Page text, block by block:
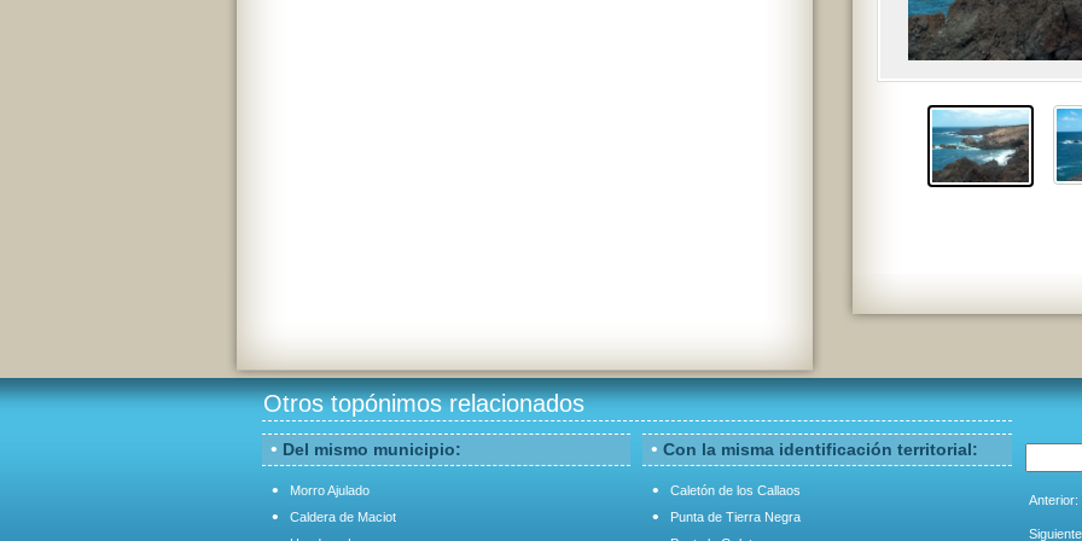
Otros topónimos relacionados
Anterior:
• Del mismo municipio: • Con la misma identificación territorial:
• Morro Ajulado
• Caldera de Maciot
• Caletón de los Callaos
• Punta de Tierra Negra